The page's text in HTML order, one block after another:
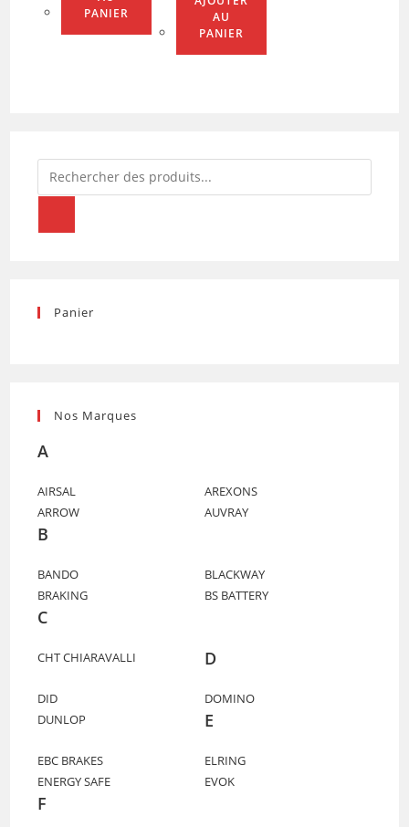
PANIER
AU
PANIER
Recherche
de
Panier
Nos Marques
A
AIRSAL
AREXONS
ARROW
AUVRAY
B
BANDO
BLACKWAY
BRAKING
BS BATTERY
C
CHT CHIARAVALLI D
DID
DOMINO
DUNLOP
E
EBC BRAKES
ELRING
ENERGY SAFE
EVOK
F